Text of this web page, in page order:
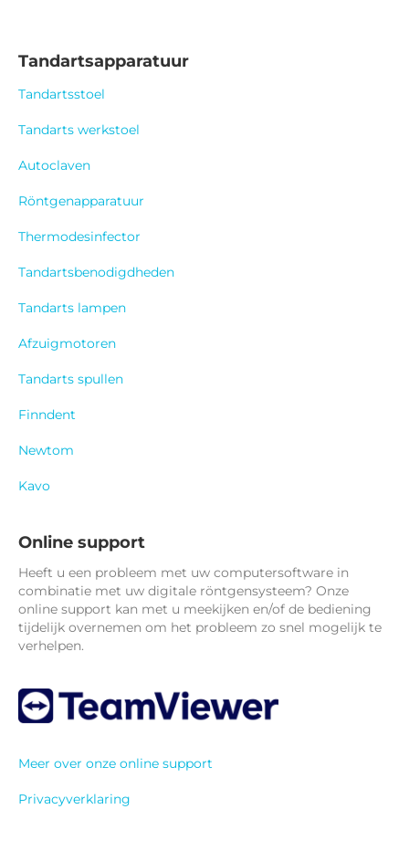
Tandartsapparatuur
Tandartsstoel
Tandarts werkstoel
Autoclaven
Röntgenapparatuur
Thermodesinfector
Tandartsbenodigdheden
Tandarts lampen
Afzuigmotoren
Tandarts spullen
Finndent
Newtom
Kavo
Online support
Heeft u een probleem met uw computersoftware in
combinatie met uw digitale röntgensysteem? Onze
online support kan met u meekijken en/of de bediening
tijdelijk overnemen om het probleem zo snel mogelijk te
verhelpen.
Meer over onze online support
Privacyverklaring